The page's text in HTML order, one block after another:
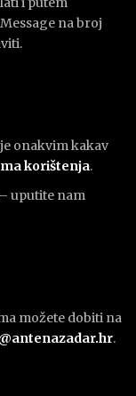
na broj
onakvim kakav
korištenja.
uputite nam
možete dobiti na
.